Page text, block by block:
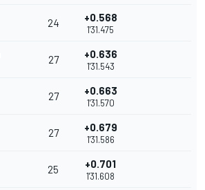
24 +0.568
1'31.475
27 +0.636
1'31.543
27 +0.663
1'31.570
27 +0.679
1'31.586
25 +0.701
1'31.608